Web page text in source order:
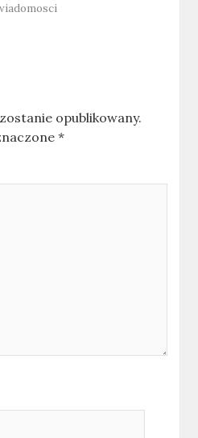
opublikowany.
*